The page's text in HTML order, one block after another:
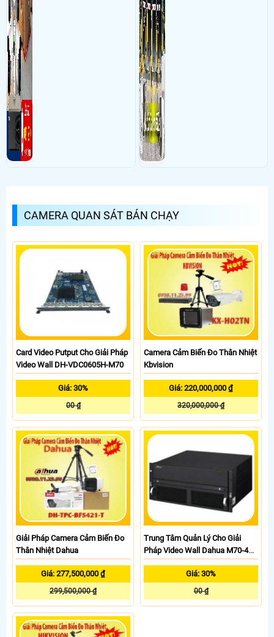
CAMERA QUAN SÁT BÁN CHẠY
Card Video Putput Cho Giải Pháp
Video Wall DH-VDC0605H-M70
Giá: 30%
00 ₫
Camera Cảm Biến Đo Thân Nhiệt
Kbvision
Giá: 220,000,000 ₫
320,000,000 ₫
Giải Pháp Camera Cảm Biến Đo
Thân Nhiệt Dahua
Giá: 277,500,000 ₫
299,500,000 ₫
Trung Tâm Quản Lý Cho Giải
Pháp Video Wall Dahua M70-4U-
E
Giá: 30%
00 ₫